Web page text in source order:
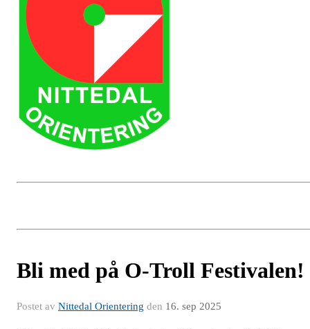
Bli med på O-Troll Festivalen!
Postet av Nittedal Orientering den 16. sep 2025